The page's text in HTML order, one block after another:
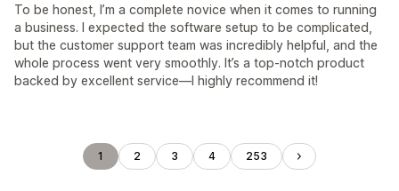
To be honest, I’m a complete novice when it comes to running
a business. I expected the software setup to be complicated,
but the customer support team was incredibly helpful, and the
whole process went very smoothly. It’s a top-notch product
backed by excellent service—I highly recommend it!
1 2 3 4 253